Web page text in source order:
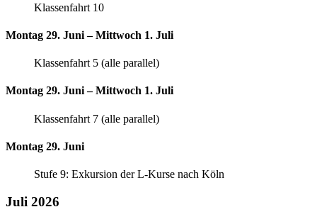
Klassenfahrt 10
Montag 29. Juni – Mittwoch 1. Juli
Klassenfahrt 5 (alle parallel)
Montag 29. Juni – Mittwoch 1. Juli
Klassenfahrt 7 (alle parallel)
Montag 29. Juni
Stufe 9: Exkursion der L-Kurse nach Köln
Juli 2026